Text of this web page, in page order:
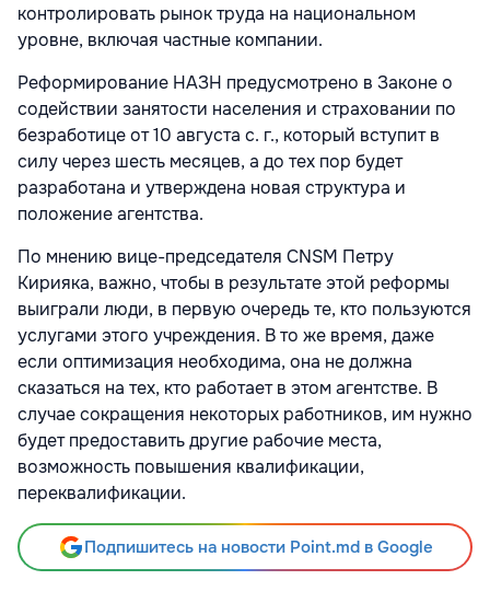
контролировать рынок труда на национальном
уровне, включая частные компании.
Реформирование НАЗН пре­дусмотрено в Законе о
содейс­твии занятости населения и стра­ховании по
безработице от 10 ав­густа с. г., который вступит в
силу через шесть месяцев, а до тех пор будет
разработана и утвержде­на новая структура и
положение агентства.
По мнению вице-председате­ля CNSM Петру
Кирияка, важно, чтобы в результате этой рефор­мы
выиграли люди, в первую оче­редь те, кто пользуются
услугами этого учреждения. В то же время, даже
если оптимизация необхо­дима, она не должна
сказаться на тех, кто работает в этом агентстве. В
случае сокращения некоторых работников, им нужно
будет пре­доставить другие рабочие места,
возможность повышения квали­фикации,
переквалификации.
Подпишитесь на новости Point.md в Google